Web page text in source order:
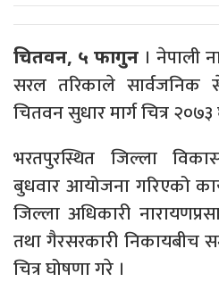
चितवन, ५ फागुन । नेपाली
सरल तरिकाले सार्वजनिक
चितवन सुधार मार्ग चित्र
भरतपुरस्थित जिल्ला
बुधवार आयोजना गरिएको
जिल्ला अधिकारी
तथा गैरसरकारी निकायबीच
चित्र घोषणा गरे ।